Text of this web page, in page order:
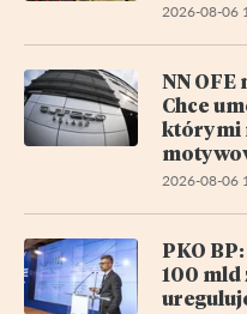
2026-08-06
NN
Chce
którymi
2026-08-06
PKO
100 mld